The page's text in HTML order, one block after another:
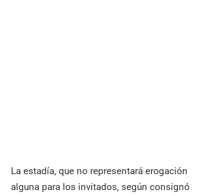
La estadía, que no representará erogación
alguna para los invitados, según consignó